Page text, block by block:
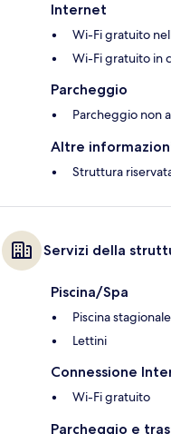
Internet
Wi-Fi gratuito
Wi-Fi gratuito in
Parcheggio
Parcheggio non
Altre
Struttura
Servizi della
Piscina/Spa
Piscina
Lettini
Connessione
Wi-Fi gratuito
Parcheggio e